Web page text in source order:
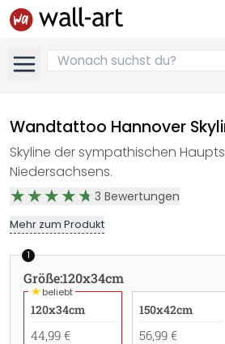
Wandtattoo Hannover
Skyline der sympathischen
Niedersachsens.
3 Bewertungen
Mehr zum Produkt
1
Größe:120x34cm
★beliebt
120x34cm
44,99 €
150x42cm
56,99 €